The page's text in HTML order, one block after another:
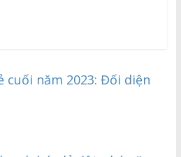
năm 2023: Đối diện